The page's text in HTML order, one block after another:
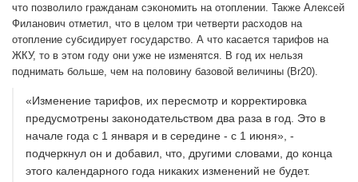
что позволило гражданам сэкономить на отоплении. Также Алексей
Филанович отметил, что в целом три четверти расходов на
отопление субсидирует государство. А что касается тарифов на
ЖКУ, то в этом году они уже не изменятся. В год их нельзя
поднимать больше, чем на половину базовой величины (Br20).
«Изменение тарифов, их пересмотр и корректировка
предусмотрены законодательством два раза в год. Это в
начале года с 1 января и в середине - с 1 июня», -
подчеркнул он и добавил, что, другими словами, до конца
этого календарного года никаких изменений не будет.